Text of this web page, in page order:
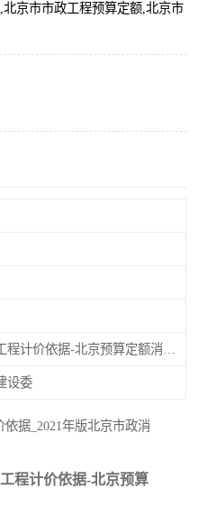
京市市政工程预算定额,北京市
设委
据_2021年版北京市政消
程计价依据-北京预算
冶金工业矿山建设工程预
算定额2
人防工程预算定额